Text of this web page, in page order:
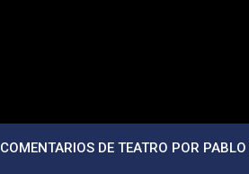
COMENTARIOS DE TEATRO POR PABLO